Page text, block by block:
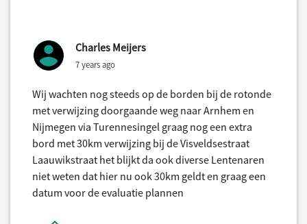
Charles Meijers
7 years ago
Wij wachten nog steeds op de borden bij de rotonde
met verwijzing doorgaande weg naar Arnhem en
Nijmegen via Turennesingel graag nog een extra
bord met 30km verwijzing bij de Visveldsestraat
Laauwikstraat het blijkt da ook diverse Lentenaren
niet weten dat hier nu ook 30km geldt en graag een
datum voor de evaluatie plannen